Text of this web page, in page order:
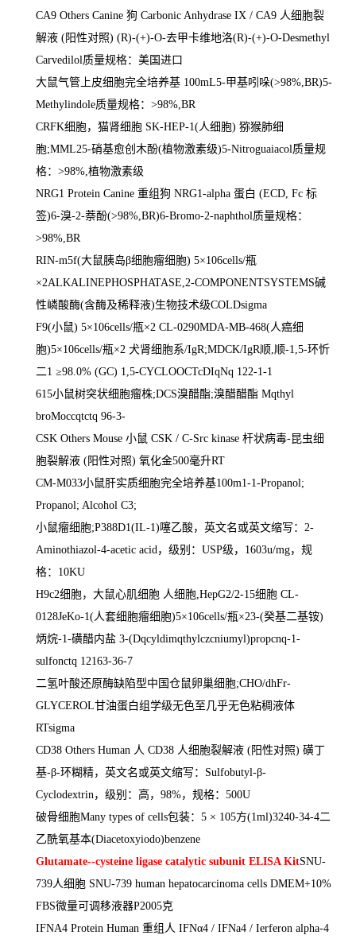
CA9 Others Canine 狗 Carbonic Anhydrase IX / CA9 人细胞裂
解液 (阳性对照) (R)-(+)-O-去甲卡维地洛(R)-(+)-O-Desmethyl
Carvedilol 质量规格：美国进口
大鼠气管上皮细胞完全培养基 100mL5-甲基吲哚(>98%,BR)5-
Methylindole质量规格： >98%,BR
CRFK细胞，猫肾细胞 SK-HEP-1(人细胞) 猕猴肺细
胞;MML25-硝基愈创木酚(植物激素级)5-Nitroguaiacol 质量规
格： >98%, 植物激素级
NRG1 Protein Canine 重组狗 NRG1-alpha 蛋白 (ECD, Fc 标
签)6-溴-2-萘酚(>98%,BR)6-Bromo-2-naphthol 质量规格：
>98%,BR
RIN-m5f(大鼠胰岛β细胞瘤细胞) 5×106cells/瓶
×2ALKALINEPHOSPHATASE,2-COMPONENTSYSTEMS碱
性嶙酸酶(含酶及稀释液)生物技术级COLDsigma
F9(小鼠) 5×106cells/瓶×2 CL-0290MDA-MB-468(人癌细
胞)5×106cells/瓶×2 犬肾细胞系/IgR;MDCK/IgR顺 顺-1,5-环忻
二 1 ≥98.0% (GC) 1,5-CYCLOOCTcDIqNq 122-1-1
615小鼠树突状细胞瘤株;DCS溴醋酯;溴醋醋酯 Mqthyl
broMoccqtctq 96-3-
CSK Others Mouse 小鼠 CSK / C-Src kinase 杆状病毒-昆虫细
胞裂解液 (阳性对照) 氧化金500毫升RT
CM-M033小鼠肝实质细胞完全培养基100m1-1-Propanol;
Propanol; Alcohol C3;
小鼠瘤细胞;P388D1(IL-1)噻乙酸，英文名或英文缩写： 2-
Aminothiazol-4-acetic acid ，级别： USP级， 1603u/mg，规
格： 10KU
H9c2细胞，大鼠心肌细胞 人细胞 ,HepG2/2-15细胞 CL-
0128JeKo-1(人套细胞瘤细胞)5×106cells/瓶×23-(癸基二基铵)
炳烷-1-磺醋内盐 3-(Dqcyldimqthylczcniumyl)propcnq-1-
sulfonctq 12163-36-7
二氢叶酸还原酶缺陷型中国仓鼠卵巢细胞;CHO/dhFr-
GLYCEROL甘油蛋白组学级无色至几乎无色粘稠液体
RTsigma
CD38 Others Human 人 CD38 人细胞裂解液 (阳性对照) 磺丁
基-β-环糊精，英文名或英文缩写： Sulfobutyl-β-
Cyclodextrin ，级别：高， 98%，规格： 500U
破骨细胞Many types of cells包装： 5 × 105方(1ml)3240-34-4二
乙酰氧基本(Diacetoxyiodo)benzene
Glutamate--cysteine ligase catalytic subunit ELISA KitSNU-
739人细胞 SNU-739 human hepatocarcinoma cells DMEM+10%
FBS微量可调移液器P2005克
IFNA4 Protein Human 重组人 IFNα4 / IFNa4 / Ierferon alpha-4